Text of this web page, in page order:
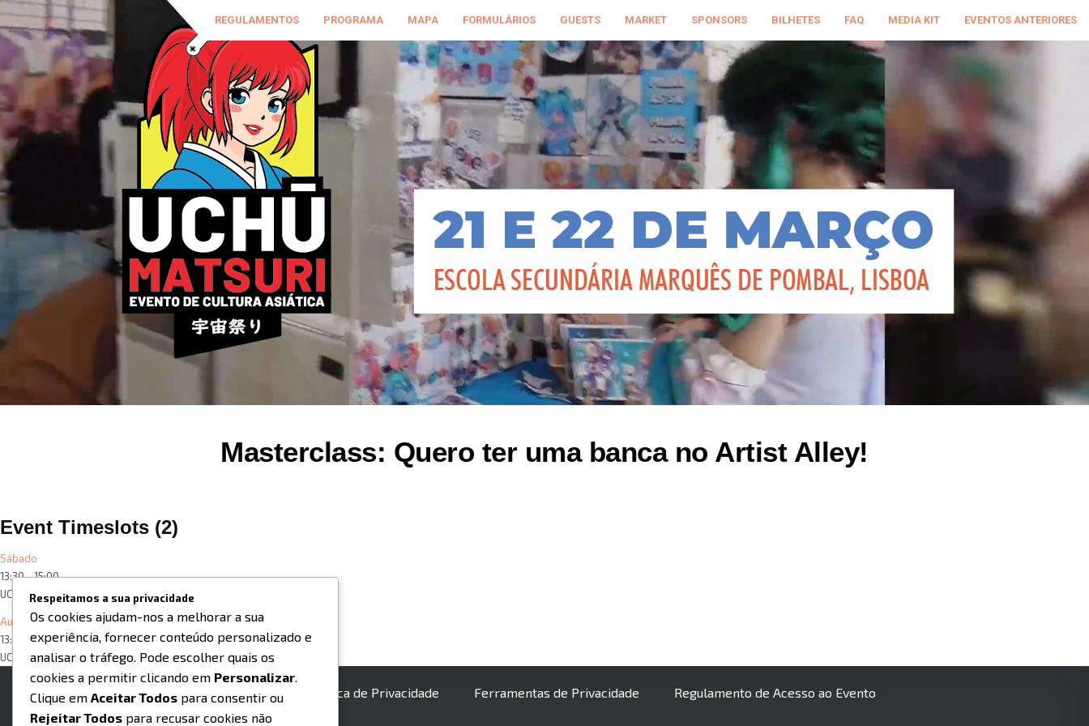
REGULAMENTOS PROGRAMA MAPA FORMULÁRIOS GUESTS MARKET SPONSORS BILHETES FAQ MEDIA KIT EVENTOS ANTERIORES
Masterclass: Quero ter uma banca no Artist Alley!
Event Timeslots (2)
Sábado
13:30-15:00
UCHU-ADMIN
Auditório 2
13:30
-15:00
UCHU-ADMIN
Contactos Política de Privacidade Ferramentas de Privacidade Regulamento de Acesso ao Evento
Respeitamos a sua privacidade
Os cookies ajudam-nos a melhorar a sua
experiência, fornecer conteúdo personalizado e
analisar o tráfego. Pode escolher quais os
cookies a permitir clicando em Personalizar.
Clique em Aceitar Todos para consentir ou
Rejeitar Todos para recusar cookies não